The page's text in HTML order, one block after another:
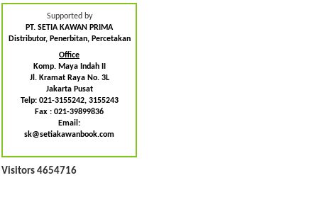
Supported by
PT. SETIA KAWAN PRIMA
Distributor, Penerbitan, Percetakan
Office
Komp. Maya Indah II
Jl. Kramat Raya No. 3L
Jakarta Pusat
Telp: 021-3155242, 3155243
Fax : 021-39899836
Email:
sk@setiakawanbook.com
Visitors 4654716